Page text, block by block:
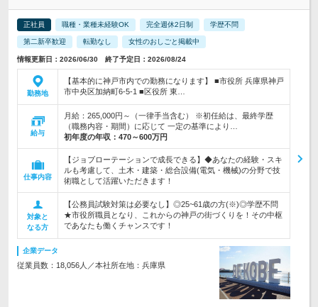
正社員 職種・業種未経験OK 完全週休2日制 学歴不問
第二新卒歓迎 転勤なし 女性のおしごと掲載中
情報更新日：2026/06/30 終了予定日：2026/08/24
勤務地
【基本的に神戸市内での勤務になります】 ■市役所 兵庫県神戸
市中央区加納町6-5-1 ■区役所 東…
給与
月給：265,000円～（一律手当含む） ※初任給は、最終学歴
（職務内容・期間）に応じて 一定の基準により…
初年度の年収： 470～600万円
仕事内容
【ジョブローテーションで成長できる】◆あなたの経験・スキ
ルも考慮して、土木・建築・総合設備(電気・機械)の分野で技
術職として活躍いただきます！
対象と
なる方
【公務員試験対策は必要なし】◎25~61歳の方(※)◎学歴不問
★市役所職員となり、これからの神戸の街づくりを！その中枢
であなたも働くチャンスです！
企業データ
従業員数：18,056人／本社所在地：兵庫県